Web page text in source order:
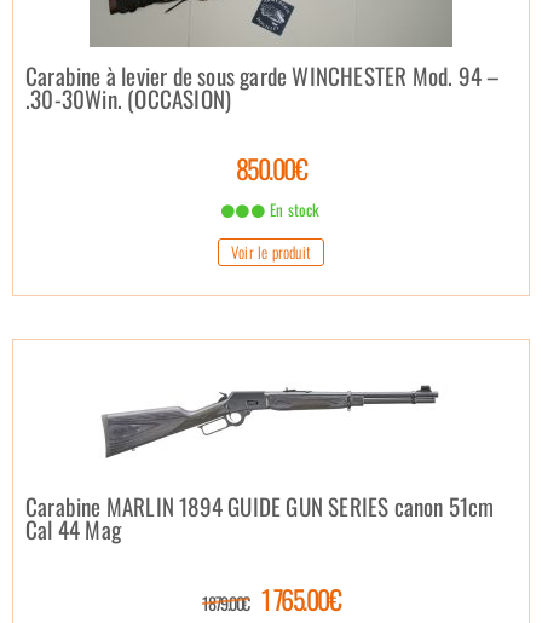
Carabine à levier de sous garde WINCHESTER Mod. 94 –
.30-30Win. (OCCASION)
850.00€
En stock
Voir le produit
Carabine MARLIN 1894 GUIDE GUN SERIES canon 51cm
Cal 44 Mag
1 879.00€ 1 765.00€